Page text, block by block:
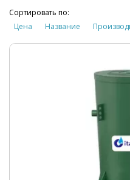
Сортировать по:
Цена
Название